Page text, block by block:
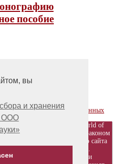
вы
и хранения
ООО
пособие
и хранения персональных данных
\ «Publishing company «World of
на сайте, охраняются Законом
любых материалов этого сайта
на сайте научные публикации